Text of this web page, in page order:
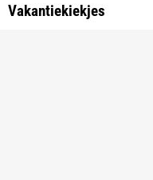
Vakantiekiekjes